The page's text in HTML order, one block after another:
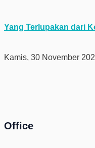
Yang Terlupakan dari
Kamis, 30 November
Office